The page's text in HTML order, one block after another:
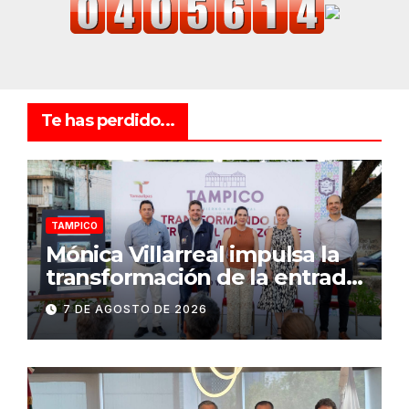
Te has perdido...
TAMPICO
Mónica Villarreal impulsa la
transformación de la entrada
al Centro Histórico de
Tampico
7 DE AGOSTO DE 2026